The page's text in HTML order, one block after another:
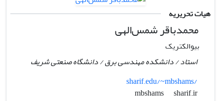
هیات تحریریه
محمدباقر شمس‌الهی
بیوالکتریک
استاد / دانشکده مهندسی برق / دانشگاه صنعتی شریف
sharif.edu/~mbshams/
mbshams
sharif.ir